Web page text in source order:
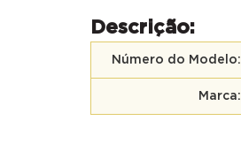
Descrição:
Número do Modelo:
Marca: